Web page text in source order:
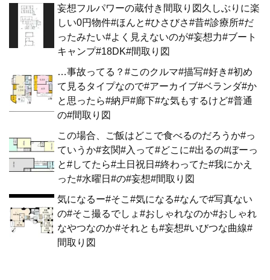
妄想フルパワーの蔵付き間取り図久しぶりに楽
しい0円物件#ほんと#ひさびさ#昔#診療所#だ
ったみたい#よく見えないのが#妄想力#ブート
キャンプ#18DK#間取り図
…事故ってる？#このクルマ#描写#好き#初め
て見るタイプなので#アーカイブ#ベランダ#か
と思ったら#納戸#廊下#な気もするけど#普通
の#間取り図
この場合、ご飯はどこで食べるのだろうか#っ
ていうか#玄関#入って#どこに#出るの#ぼーっ
と#してたら#土日祝日#終わってた#我にかえ
った#水曜日#の#妄想#間取り図
気になるー#そこ#気になる#なんで#写真ない
の#そこ撮るでしょ#おしゃれなのか#おしゃれ
なやつなのか#それとも#妄想#いびつな曲線#
間取り図